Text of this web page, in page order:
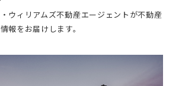
ウィリアムズ不動産エージェントが不動産
報をお届けします。